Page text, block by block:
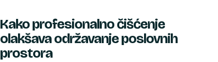
Kako profesionalno čišćenje
olakšava održavanje poslovnih
prostora